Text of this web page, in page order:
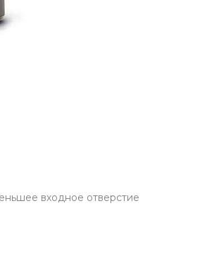
входное отверстие